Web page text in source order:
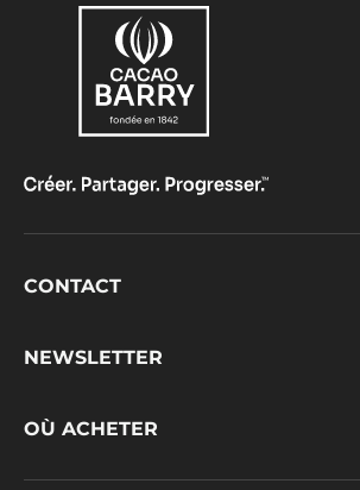
Footer
CONTACT
NEWSLETTER
OÙ ACHETER